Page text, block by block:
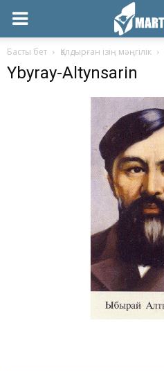
Басты бет Қалдырған ізің мәңгілік
Ybyray-Altynsarin